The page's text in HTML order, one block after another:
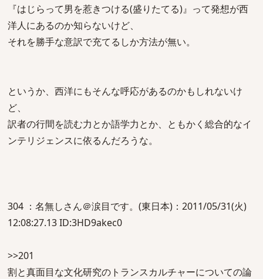
『はじらって男を惹きつける(盛りたてる)』って発想が西
洋人にあるのか知らないけど、
それを勝手な意訳で充てるしか方法が無い。
というか、西洋にもそんな呼応があるのかもしれないけ
ど、
訳者の行間を読む力とか語学力とか、ともかく総合的なイ
ンテリジェンスに依るんだろうな。
304 ：名無しさん＠涙目です。(東日本)：2011/05/31(火)
12:08:27.13 ID:3HD9akec0
>>201
割と真面目な文化研究のトランスカルチャーについての論